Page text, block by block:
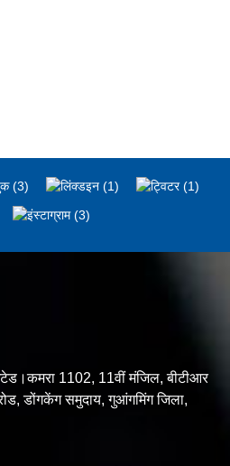
1102, 11वीं मंजिल, बीटीआर
डोंगकेंग समुदाय, गुआंगमिंग जिला,